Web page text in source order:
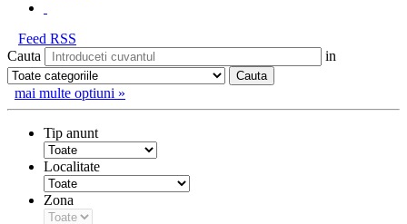
Feed RSS
Cauta
in
mai multe optiuni »
Tip anunt
Localitate
Zona